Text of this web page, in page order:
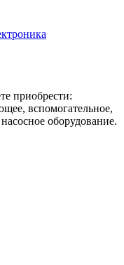
приобрести:
вспомогательное,
оборудование.